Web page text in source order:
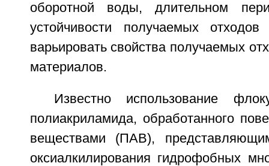
оборотной воды, длительном
устойчивости получаемых
варьировать свойства получаемых
материалов.
Известно использование
полиакриламида, обработанного
веществами (ПАВ),
оксиалкилирования гидрофобных